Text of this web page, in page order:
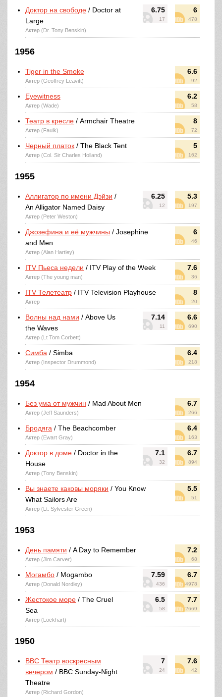
6.75
17
6
478
Доктор на свободе / Doctor at
Large
Актер (Dr. Tony Benskin)
1956
6.6
92
Tiger in the Smoke
Актер (Geoffrey Leavitt)
6.2
58
Eyewitness
Актер (Wade)
8
72
Театр в кресле / Armchair Theatre
Актер (Faulk)
5
162
Черный платок / The Black Tent
Актер (Col. Sir Charles Holland)
1955
6.25
12
5.3
197
Аллигатор по имени Дэйзи /
An Alligator Named Daisy
Актер (Peter Weston)
6
46
Джозефина и её мужчины / Josephine
and Men
Актер (Alan Hartley)
7.6
36
ITV Пьеса недели / ITV Play of the Week
Актер (The young man)
8
20
ITV Телетеатр / ITV Television Playhouse
Актер
7.14
11
6.6
690
Волны над нами / Above Us
the Waves
Актер (Lt Tom Corbett)
6.4
218
Симба / Simba
Актер (Inspector Drummond)
1954
6.7
266
Без ума от мужчин / Mad About Men
Актер (Jeff Saunders)
6.4
163
Бродяга / The Beachcomber
Актер (Ewart Gray)
7.1
32
6.7
894
Доктор в доме / Doctor in the
House
Актер (Tony Benskin)
5.5
51
Вы знаете каковы моряки / You Know
What Sailors Are
Актер (Lt. Sylvester Green)
1953
7.2
68
День памяти / A Day to Remember
Актер (Jim Carver)
7.59
436
6.7
4978
Могамбо / Mogambo
Актер (Donald Nordley)
6.5
58
7.7
2669
Жестокое море / The Cruel
Sea
Актер (Lockhart)
1950
7
24
7.6
42
BBC Театр воскресным
вечером / BBC Sunday-Night
Theatre
Актер (Richard Gordon)